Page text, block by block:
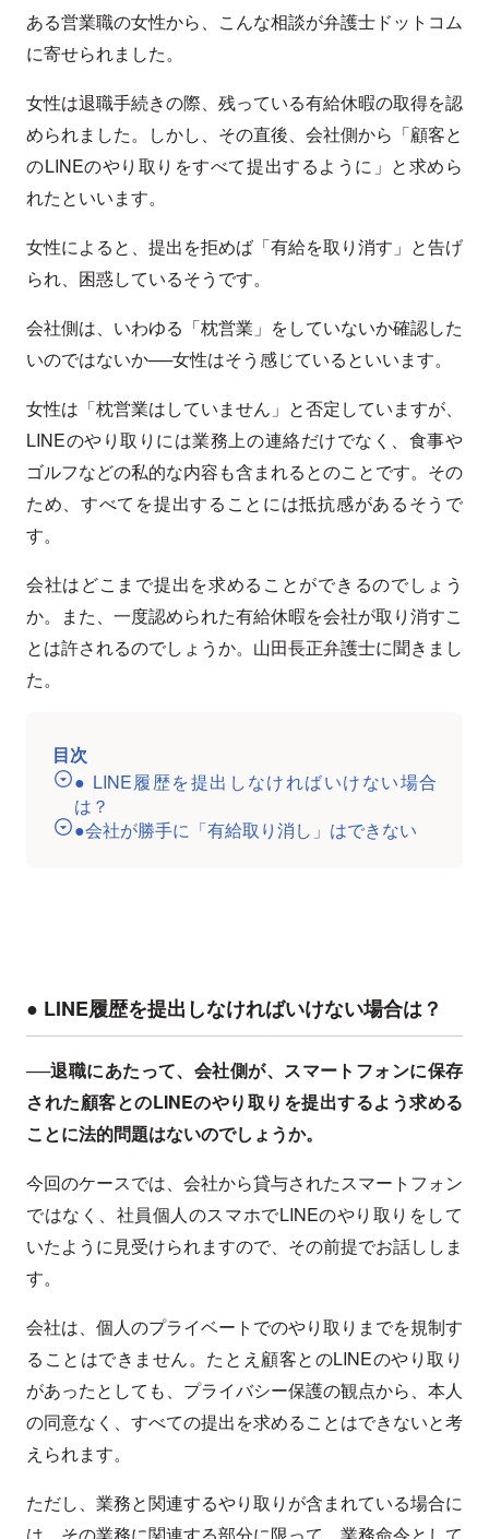
ある営業職の女性から、こんな相談が弁護士ドットコム
に寄せられました。
女性は退職手続きの際、残っている有給休暇の取得を認
められました。しかし、その直後、会社側から「顧客と
のLINEのやり取りをすべて提出するように」と求めら
れたといいます。
女性によると、提出を拒めば「有給を取り消す」と告げ
られ、困惑しているそうです。
会社側は、いわゆる「枕営業」をしていないか確認した
いのではないか──女性はそう感じているといいます。
女性は「枕営業はしていません」と否定していますが、
LINEのやり取りには業務上の連絡だけでなく、食事や
ゴルフなどの私的な内容も含まれるとのことです。その
ため、すべてを提出することには抵抗感があるそうで
す。
会社はどこまで提出を求めることができるのでしょう
か。また、一度認められた有給休暇を会社が取り消すこ
とは許されるのでしょうか。山田長正弁護士に聞きまし
た。
目次
● LINE履歴を提出しなければいけない場合
は？
●会社が勝手に「有給取り消し」はできない
● LINE履歴を提出しなければいけない場合は？
──退職にあたって、会社側が、スマートフォンに保存
された顧客とのLINEのやり取りを提出するよう求める
ことに法的問題はないのでしょうか。
今回のケースでは、会社から貸与されたスマートフォン
ではなく、社員個人のスマホでLINEのやり取りをして
いたように見受けられますので、その前提でお話ししま
す。
会社は、個人のプライベートでのやり取りまでを規制す
ることはできません。たとえ顧客とのLINEのやり取り
があったとしても、プライバシー保護の観点から、本人
の同意なく、すべての提出を求めることはできないと考
えられます。
ただし、業務と関連するやり取りが含まれている場合に